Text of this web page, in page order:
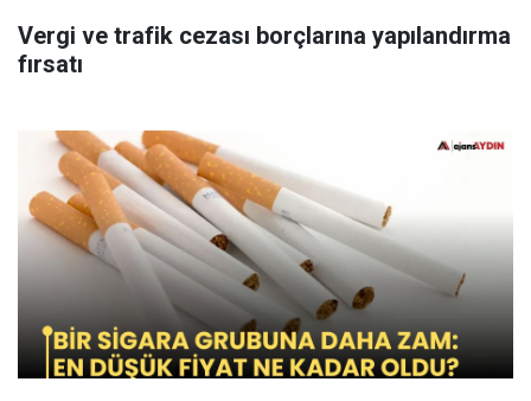
Vergi ve trafik cezası borçlarına yapılandırma
fırsatı